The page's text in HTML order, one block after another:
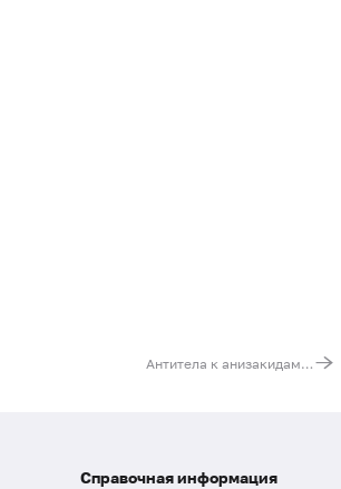
Антитела к анизакидам (Anisakis, IgG)
Справочная информация